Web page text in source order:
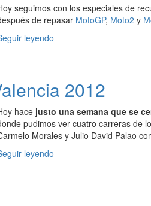
seguimos con los especiales de
de repasar MotoGP, Moto2 y
leyendo
2012
hace justo una semana que se
pudimos ver cuatro carreras de
Morales y Julio David Palao
leyendo